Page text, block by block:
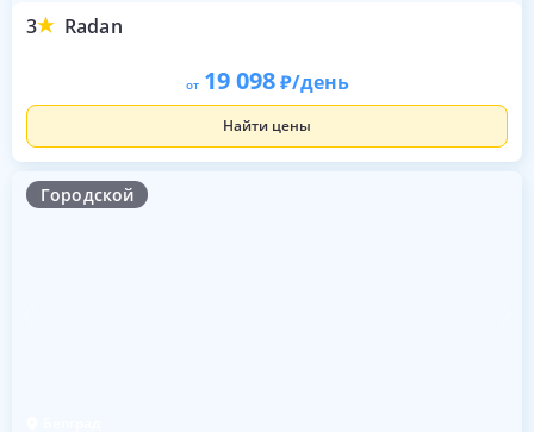
3 Radan
от 19 098 /день
Найти цены
Городской